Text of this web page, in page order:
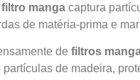
filtro manga captura
de matéria-prima e
de filtros
de madeira,